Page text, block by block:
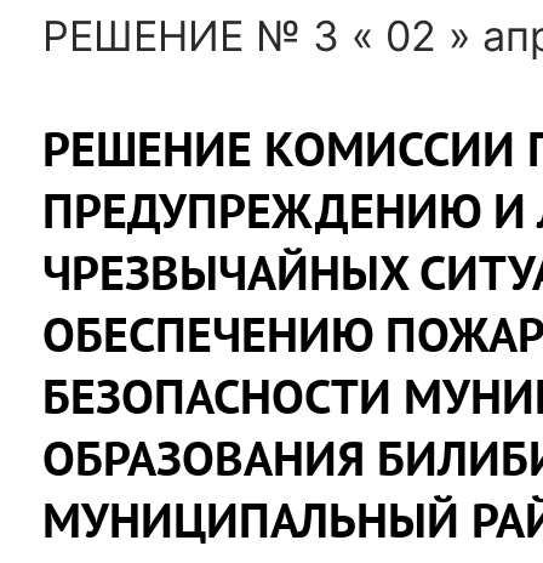
РЕШЕНИЕ № 3 « 02 »
РЕШЕНИЕ КОМИССИИ
ПРЕДУПРЕЖДЕНИЮ
ЧРЕЗВЫЧАЙНЫХ
ОБЕСПЕЧЕНИЮ
БЕЗОПАСНОСТИ
ОБРАЗОВАНИЯ
МУНИЦИПАЛЬНЫЙ